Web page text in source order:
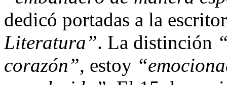
dedicó portadas a la
Literatura”. La distinción
corazón”, estoy